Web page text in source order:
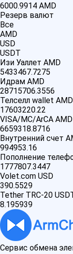
6000.9914 AMD
Резерв валют
Все
AMD
USD
USDT
Изи Уаллет AMD
5433467.7275
Идрам AMD
28715706.3556
Телселл wallet AMD
17603220.22
VISA/MC/ArCA AMD
6659318.8716
Внутренний счет
994953.16
Пополнение
1777807.3447
Volet.com USD
390.5529
Tether TRC-20
8.195939
Сервис обмена